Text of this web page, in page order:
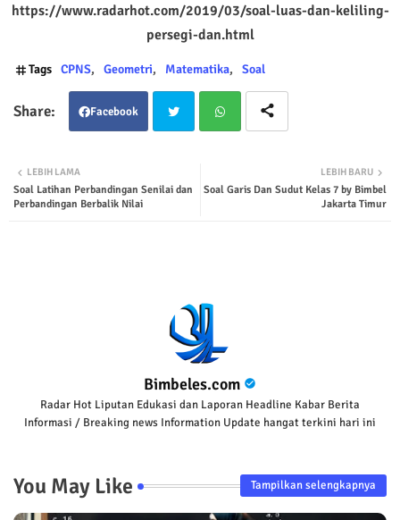
https://www.radarhot.com/2019/03/soal-luas-dan-keliling-
persegi-dan.html
Tags CPNS Geometri Matematika Soal
Facebook
ter tsap
LEBIH BARU
Soal Garis Dan Sudut Kelas 7 by Bimbel
Jakarta Timur
LEBIH LAMA
Soal Latihan Perbandingan Senilai dan
Perbandingan Berbalik Nilai
Bimbeles.com
Radar Hot Liputan Edukasi dan Laporan Headline Kabar Berita
Informasi / Breaking news Information Update hangat terkini hari ini
You May Like Tampilkan selengkapnya